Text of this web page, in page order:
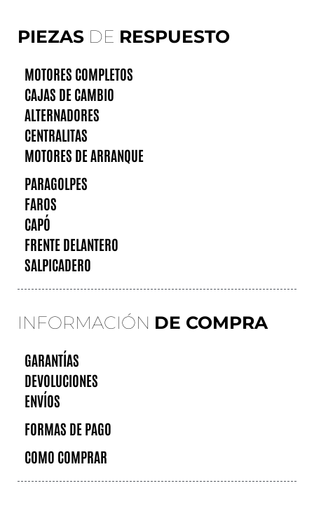
PIEZAS DE RESPUESTO
MOTORES COMPLETOS
CAJAS DE CAMBIO
ALTERNADORES
CENTRALITAS
MOTORES DE ARRANQUE
PARAGOLPES
FAROS
CAPÓ
FRENTE DELANTERO
SALPICADERO
INFORMACIÓN DE COMPRA
GARANTÍAS
DEVOLUCIONES
ENVÍOS
FORMAS DE PAGO
COMO COMPRAR